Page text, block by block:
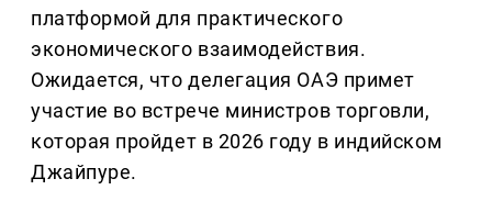
платформой для практического
экономического взаимодействия.
Ожидается, что делегация ОАЭ примет
участие во встрече министров торговли,
которая пройдет в 2026 году в индийском
Джайпуре.